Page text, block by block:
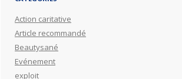
Action caritative
Article recommandé
Beautysané
Evénement
exploit